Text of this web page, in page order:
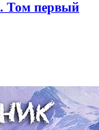
Том первый